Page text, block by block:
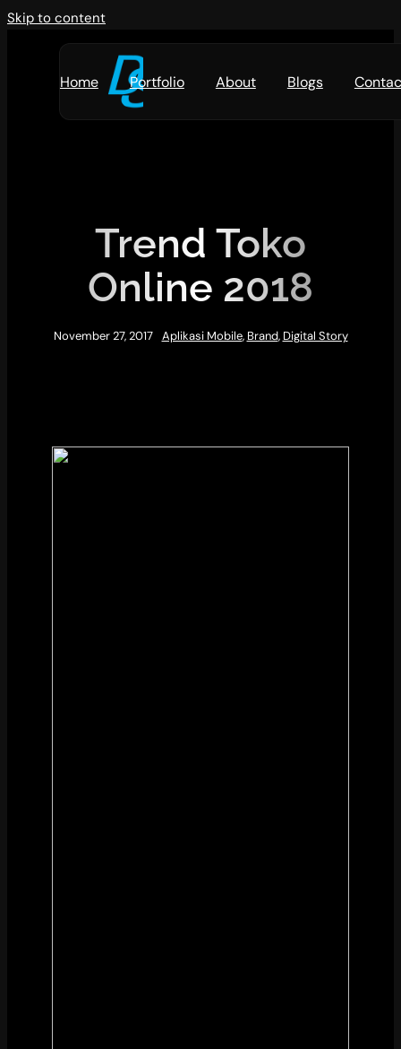
Skip to content
Home Portfolio About Blogs
Trend Toko
Online 2018
November 27, 2017 Aplikasi Mobile, Brand, Digital Story